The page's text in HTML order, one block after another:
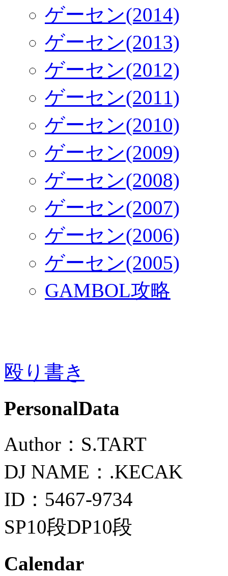
ゲーセン(2014)
ゲーセン(2013)
ゲーセン(2012)
ゲーセン(2011)
ゲーセン(2010)
ゲーセン(2009)
ゲーセン(2008)
ゲーセン(2007)
ゲーセン(2006)
ゲーセン(2005)
GAMBOL攻略
殴り書き
PersonalData
Author：S.TART
DJ NAME：.KECAK
ID：5467-9734
SP10段DP10段
Calendar